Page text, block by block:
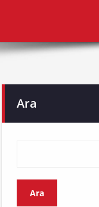
Ara
Ara